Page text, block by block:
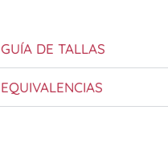
GUÍA DE TALLAS
EQUIVALENCIAS